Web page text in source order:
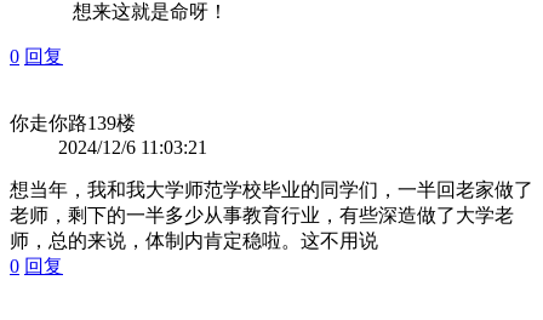
想来这就是命呀！
0 回复
你走你路139楼
2024/12/6 11:03:21
想当年，我和我大学师范学校毕业的同学们，一半回老家做了
老师，剩下的一半多少从事教育行业，有些深造做了大学老
师，总的来说，体制内肯定稳啦。这不用说
0 回复